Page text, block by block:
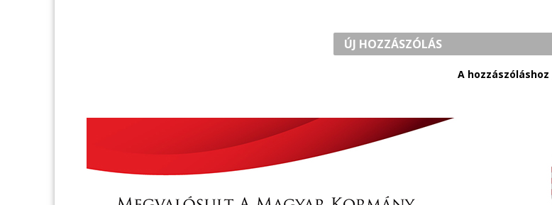
ÚJ HOZZÁSZÓLÁS
A hozzászóláshoz